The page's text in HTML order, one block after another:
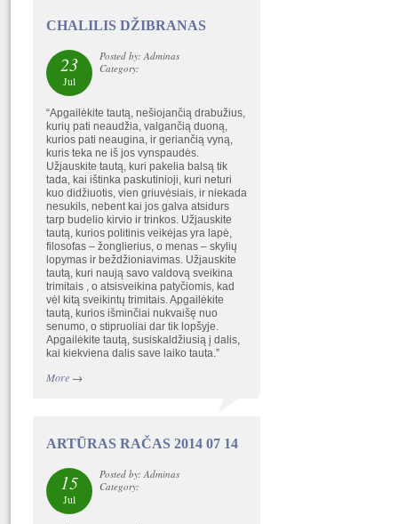
CHALILIS DŽIBRANAS
23
Jul
Posted by: Adminas
Category:
“Apgailėkite tautą, nešiojančią drabužius,
kurių pati neaudžia, valgančią duoną,
kurios pati neaugina, ir geriančią vyną,
kuris teka ne iš jos vynspaudės.
Užjauskite tautą, kuri pakelia balsą tik
tada, kai ištinka paskutinioji, kuri neturi
kuo didžiuotis, vien griuvėsiais, ir niekada
nesukils, nebent kai jos galva atsidurs
tarp budelio kirvio ir trinkos. Užjauskite
tautą, kurios politinis veikėjas yra lapė,
filosofas – žonglierius, o menas – skylių
lopymas ir beždžioniavimas. Užjauskite
tautą, kuri naują savo valdovą sveikina
trimitais , o atsisveikina patyčiomis, kad
vėl kitą sveikintų trimitais. Apgailėkite
tautą, kurios išminčiai nukvaišę nuo
senumo, o stipruoliai dar tik lopšyje.
Apgailėkite tautą, susiskaldžiusią į dalis,
kai kiekviena dalis save laiko tauta.”
More→
ARTŪRAS RAČAS 2014 07 14
15
Jul
Posted by: Adminas
Category: